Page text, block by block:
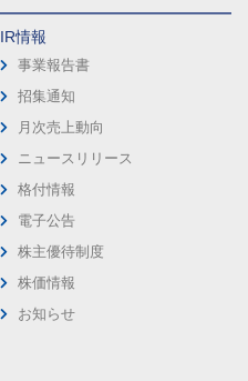
IR情報
事業報告書
招集通知
月次売上動向
ニュースリリース
格付情報
電子公告
株主優待制度
株価情報
お知らせ